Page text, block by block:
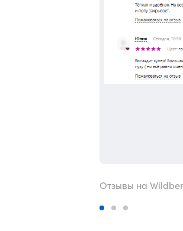
Отзывы на